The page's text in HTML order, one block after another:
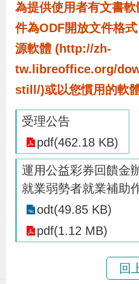
相
關
連
結
網
導
覽
民
信
箱
文
客
服
統
資
訊
g
回
頁
S
為提供使用者有文書
件為ODF開放文件格
源軟體 (http://zh-
tw.libreoffice.org/
still/)或以您慣用的軟體
受理公告
pdf(462.18 KB)
運用公益彩券回饋金
就業弱勢者就業補助
odt(49.85 KB)
pdf(1.12 MB)
回